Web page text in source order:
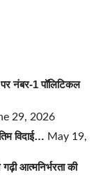
नंबर-1 पॉलिटिकल
29, 2026
विदाई… May 19,
आत्मनिर्भरता की